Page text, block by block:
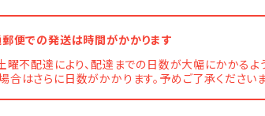
便での発送は時間がかかります
不配達により、配達までの日数が大幅にかかるよ
合はさらに日数がかかります。予めご了承くださいま